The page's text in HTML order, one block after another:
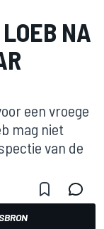
NA
een vroege
mag niet
van de